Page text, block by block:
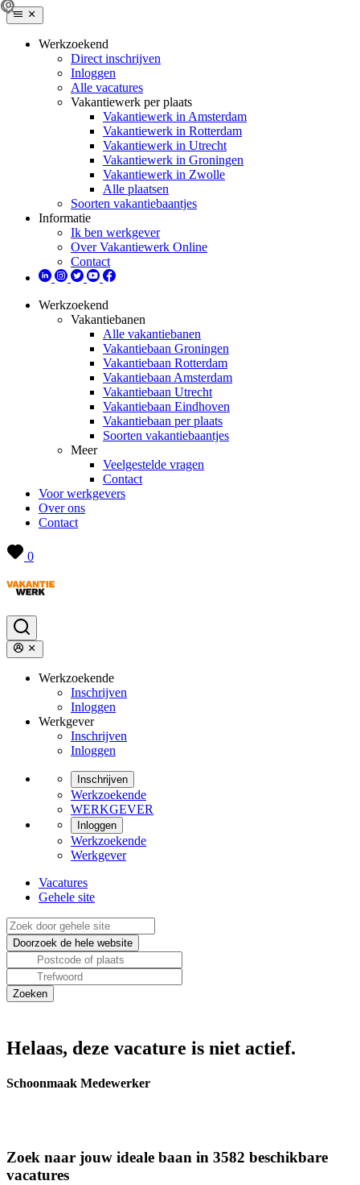
Werkzoekend
Direct inschrijven
Inloggen
Alle vacatures
Vakantiewerk per plaats
Vakantiewerk in Amsterdam
Vakantiewerk in Rotterdam
Vakantiewerk in Utrecht
Vakantiewerk in Groningen
Vakantiewerk in Zwolle
Alle plaatsen
Soorten vakantiebaantjes
Informatie
Ik ben werkgever
Over Vakantiewerk Online
Contact
Werkzoekend
Vakantiebanen
Alle vakantiebanen
Vakantiebaan Groningen
Vakantiebaan Rotterdam
Vakantiebaan Amsterdam
Vakantiebaan Utrecht
Vakantiebaan Eindhoven
Vakantiebaan per plaats
Soorten vakantiebaantjes
Meer
Veelgestelde vragen
Contact
Voor werkgevers
Over ons
Contact
0
Werkzoekende
Inschrijven
Inloggen
Werkgever
Inschrijven
Inloggen
Inschrijven
Werkzoekende
WERKGEVER
Inloggen
Werkzoekende
Werkgever
Vacatures
Gehele site
Helaas, deze vacature is niet actief.
Schoonmaak Medewerker
Zoek naar jouw ideale baan in 3582 beschikbare
vacatures